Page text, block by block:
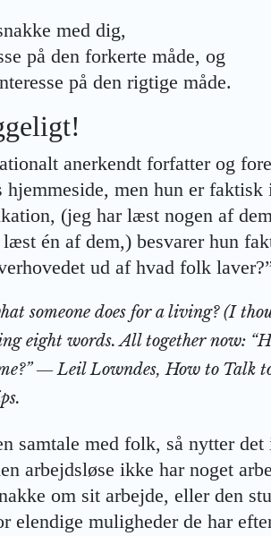
med dig,
på den forkerte måde, og
på den rigtige måde.
anerkendt forfatter og
hjemmeside, men hun er
(jeg har læst nogen af
én af dem,) besvarer hun
ud af hvad folk
someone does for a living? (I
eight words. All together now:
― Leil Lowndes, How to Talk
samtale med folk, så nytter det
arbejdsløse ikke har noget
om sit arbejde, eller den
elendige muligheder de har